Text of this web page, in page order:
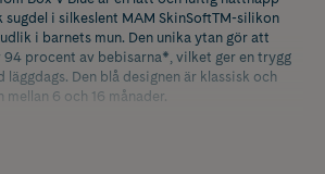
i silkeslent MAM SkinSoftTM-silikon
i barnets mun. Den unika ytan gör att
94 procent av bebisarna*, vilket ger en trygg
läggdags. Den blå designen är klassisk och
6 och 16 månader.
gör att barnets ansikte syns även när